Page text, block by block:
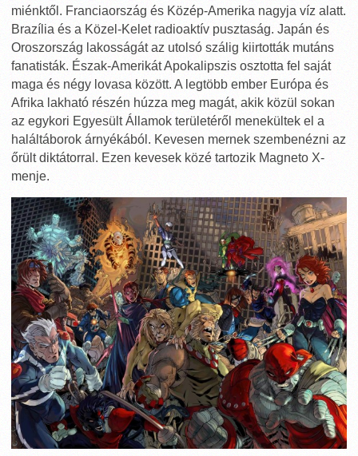
miénktől. Franciaország és Közép-Amerika nagyja víz alatt.
Brazília és a Közel-Kelet radioaktív pusztaság. Japán és
Oroszország lakosságát az utolsó szálig kiirtották mutáns
fanatisták. Észak-Amerikát Apokalipszis osztotta fel saját
maga és négy lovasa között. A legtöbb ember Európa és
Afrika lakható részén húzza meg magát, akik közül sokan
az egykori Egyesült Államok területéről menekültek el a
haláltáborok árnyékából. Kevesen mernek szembenézni az
őrült diktátorral. Ezen kevesek közé tartozik Magneto X-
menje.